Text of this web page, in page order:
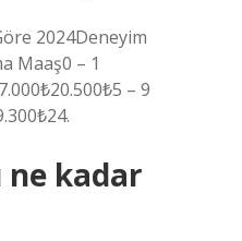
2024Deneyim
Maaş0 – 1
– 9
ne kadar